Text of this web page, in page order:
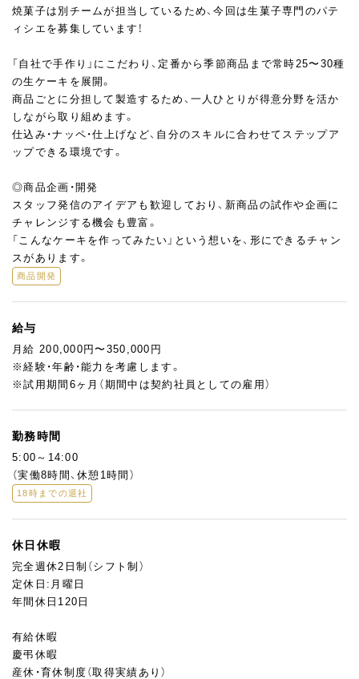
焼菓子は別チームが担当しているため、今回は生菓子専門のパテ
ィシエを募集しています！
「自社で手作り」にこだわり、定番から季節商品まで常時25〜30種
の生ケーキを展開。
商品ごとに分担して製造するため、一人ひとりが得意分野を活か
しながら取り組めます。
仕込み・ナッペ・仕上げなど、自分のスキルに合わせてステップア
ップできる環境です。
◎商品企画・開発
スタッフ発信のアイデアも歓迎しており、新商品の試作や企画に
チャレンジする機会も豊富。
「こんなケーキを作ってみたい」という想いを、形にできるチャン
スがあります。
商品開発
給与
月給 200,000円〜350,000円
※経験・年齢・能力を考慮します。
※試用期間6ヶ月（期間中は契約社員としての雇用）
勤務時間
5:00～14:00
（実働8時間、休憩1時間）
18時までの退社
休日休暇
完全週休2日制（シフト制）
定休日:月曜日
年間休日120日
有給休暇
慶弔休暇
産休・育休制度（取得実績あり）